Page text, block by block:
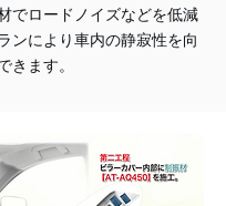
でロードノイズなどを低減
ンにより車内の静寂性を向
きます。